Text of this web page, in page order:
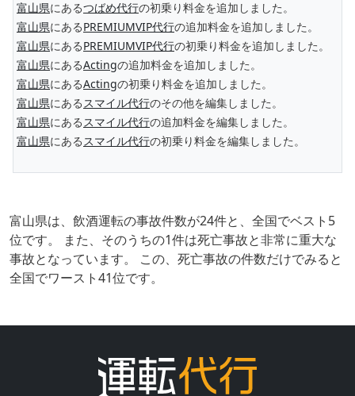
富山県にあるつばめ代行の初乗り料金を追加しました。
富山県にあるPREMIUMVIP代行の追加料金を追加しました。
富山県にあるPREMIUMVIP代行の初乗り料金を追加しました。
富山県にあるActingの追加料金を追加しました。
富山県にあるActingの初乗り料金を追加しました。
富山県にあるスマイル代行のその他を編集しました。
富山県にあるスマイル代行の追加料金を編集しました。
富山県にあるスマイル代行の初乗り料金を編集しました。
富山県は、飲酒運転の事故件数が24件と、全国でベスト5
位です。 また、そのうちの1件は死亡事故と非常に重大な
事故となっています。 この、死亡事故の件数だけでみると
全国でワースト41位です。